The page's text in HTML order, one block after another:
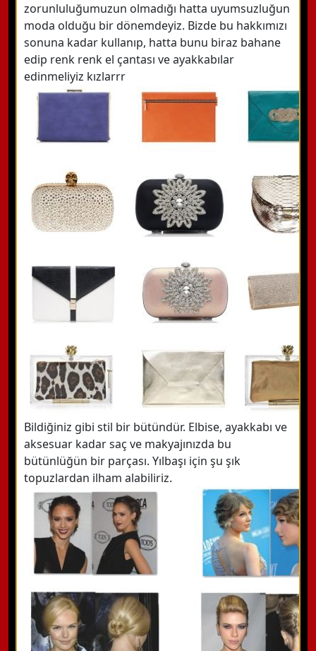
zorunluluğumuzun olmadığı hatta uyumsuzluğun
moda olduğu bir dönemdeyiz. Bizde bu hakkımızı
sonuna kadar kullanıp, hatta bunu biraz bahane
edip renk renk el çantası ve ayakkabılar
edinmeliyiz kızlarrr
Bildiğiniz gibi stil bir bütündür. Elbise, ayakkabı ve
aksesuar kadar saç ve makyajınızda bu
bütünlüğün bir parçası. Yılbaşı için şu şık
topuzlardan ilham alabiliriz.